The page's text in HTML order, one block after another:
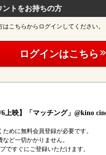
ントをお持ちの方
こちらからログインしてください。
ログインはこちら
6上映】「マッチング」@kino
ために無料会員登録が必要です。
ど一切かかりません。
ですぐにご登録いただけます。